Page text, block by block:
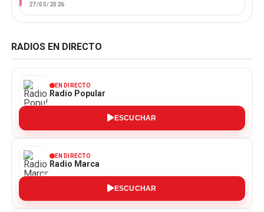
27/05/2026
RADIOS EN DIRECTO
EN DIRECTO
Radio Popular
ESCUCHAR
EN DIRECTO
Radio Marca
ESCUCHAR